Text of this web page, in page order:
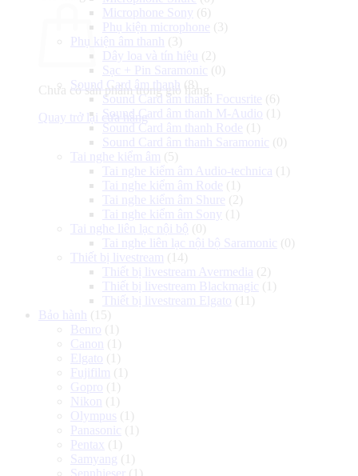
Chưa có sản phẩm trong giỏ hàng.
Quay trở lại cửa hàng
Microphone Sony (6)
Phụ kiện microphone (3)
Phụ kiện âm thanh
(3)
Dây loa và tín hiệu
(2)
Sạc + Pin Saramonic (0)
Sound Card âm thanh (8)
Sound Card âm thanh Focusrite (6)
Sound Card âm thanh M-Audio (1)
Sound Card âm thanh Rode (1)
Sound Card âm thanh Saramonic (0)
Tai nghe kiểm âm (5)
Tai nghe kiểm âm Audio-technica (1)
Tai nghe kiểm âm Rode (1)
Tai nghe kiểm âm Shure (2)
Tai nghe kiểm âm Sony (1)
Tai nghe liên lạc nội bộ (0)
Tai nghe liên lạc nội bộ Saramonic (0)
Thiết bị livestream (14)
Thiết bị livestream Avermedia (2)
Thiết bị livestream Blackmagic (1)
Thiết bị livestream Elgato (11)
Bảo hành
(15)
Benro (1)
Canon
(1)
Elgato (1)
Fujifilm (1)
Gopro (1)
Nikon
(1)
Olympus (1)
Panasonic (1)
Pentax (1)
Samyang (1)
Sennhieser
(1)